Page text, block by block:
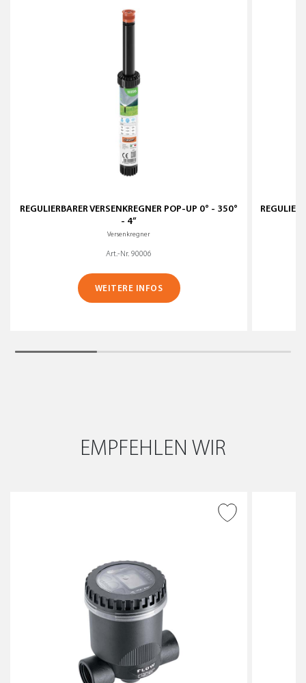
REGULIERBARER VERSENKREGNER POP-UP 0° - 350°
- 4”
Versenkregner
Art.-Nr. 90006
WEITERE INFOS
EMPFEHLEN WIR